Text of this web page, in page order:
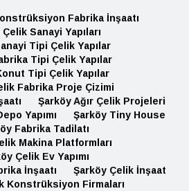
Fabrika İnşaatı
Sanayi Yapıları
Tipi Çelik Yapılar
Tipi Çelik Yapılar
Tipi Çelik Yapılar
Fabrika Proje Çizimi
Şarköy Ağır Çelik Projeleri
Yapımı
Şarköy Tiny House
Fabrika Tadilatı
Makina Platformları
Çelik Ev Yapımı
İnşaatı
Şarköy Çelik İnşaat
Konstrüksiyon Firmaları